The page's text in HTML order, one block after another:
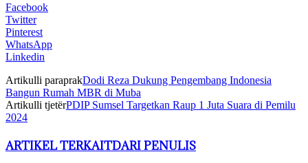
Facebook
Twitter
Pinterest
WhatsApp
Linkedin
Artikulli paraprakDodi Reza Dukung Pengembang Indonesia
Bangun Rumah MBR di Muba
Artikulli tjetërPDIP Sumsel Targetkan Raup 1 Juta Suara di Pemilu
2024
ARTIKEL TERKAITDARI PENULIS